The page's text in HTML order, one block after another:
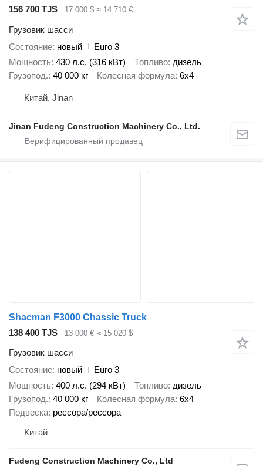
156 700 TJS
17 000 $ ≈ 14 710 €
Грузовик шасси
Состояние новый
Euro 3
Мощность 430 л.с. (316 кВт) Топливо дизель
Грузопод. 40 000 кг Колесная формула 6x4
Китай, Jinan
Jinan Fudeng Construction Machinery Co., Ltd.
Shacman F3000 Chassic Truck
138 400 TJS
13 000 € ≈ 15 020 $
Грузовик шасси
Состояние новый
Euro 3
Мощность 400 л.с. (294 кВт) Топливо дизель
Грузопод. 40 000 кг Колесная формула 6x4
Подвеска рессора/рессора
Китай
Fudeng Construction Machinery Co., Ltd